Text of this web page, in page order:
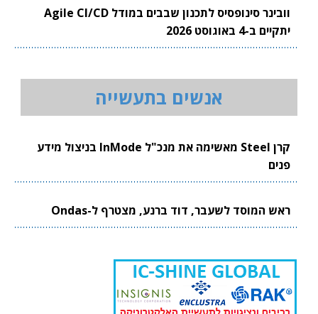
וובינר סינופסיס לתכנון שבבים במודל Agile CI/CD
יתקיים ב-4 באוגוסט 2026
אנשים בתעשייה
קרן Steel מאשימה את מנכ"ל InMode בניצול מידע
פנים
ראש המוסד לשעבר, דוד ברנע, מצטרף ל-Ondas